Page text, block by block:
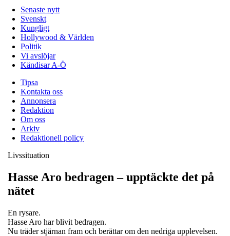
Senaste nytt
Svenskt
Kungligt
Hollywood & Världen
Politik
Vi avslöjar
Kändisar A-Ö
Tipsa
Kontakta oss
Annonsera
Redaktion
Om oss
Arkiv
Redaktionell policy
Livssituation
Hasse Aro bedragen – upptäckte det på
nätet
En rysare.
Hasse Aro har blivit bedragen.
Nu träder stjärnan fram och berättar om den nedriga upplevelsen.